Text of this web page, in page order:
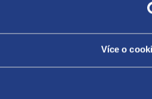
Více o